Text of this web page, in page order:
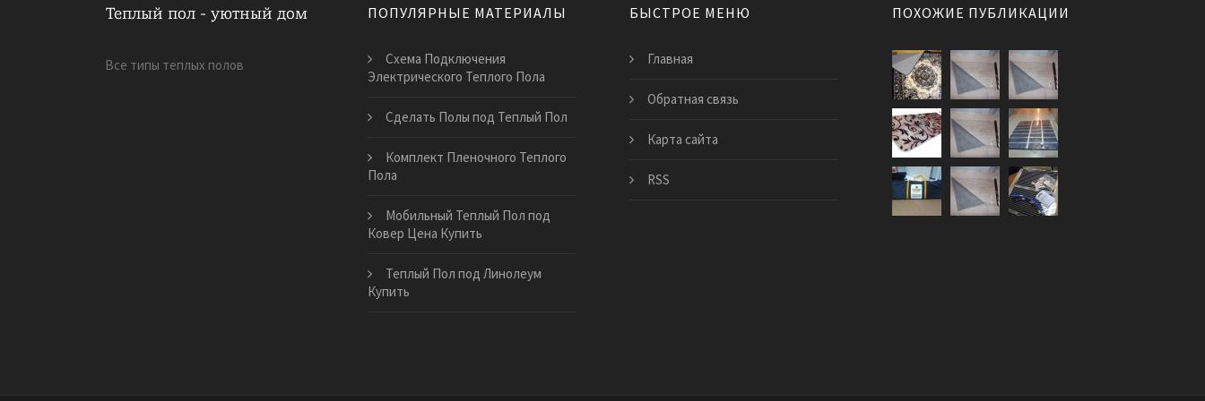
Все типы теплых полов
ПОПУЛЯРНЫЕ МАТЕРИАЛЫ
Схема Подключения
Электрического Теплого Пола
Сделать Полы под Теплый Пол
Комплект Пленочного Теплого
Пола
Мобильный Теплый Пол под
Ковер Цена Купить
Теплый Пол под Линолеум
Купить
БЫСТРОЕ МЕНЮ
Главная
Обратная связь
Карта сайта
RSS
ПОХОЖИЕ ПУБЛИКАЦИИ